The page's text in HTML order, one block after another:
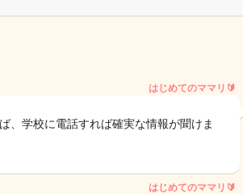
はじめてのママリ🔰
、学校に電話すれば確実な情報が聞けま
はじめてのママリ🔰